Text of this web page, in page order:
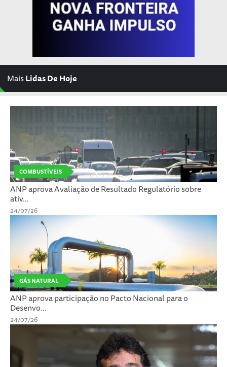
MaisLidas De Hoje
COMBUSTÍVEIS
ANP aprova Avaliação de Resultado Regulatório sobre
ativ...
24/07/26
GÁS NATURAL
ANP aprova participação no Pacto Nacional para o
Desenvo...
24/07/26